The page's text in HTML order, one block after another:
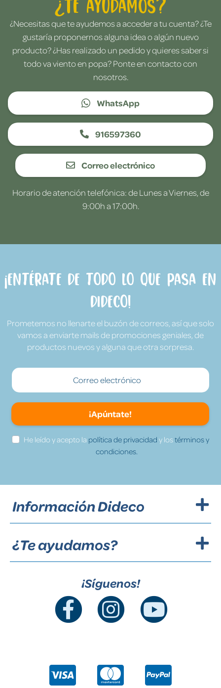
¿Te ayudamos?
¿Necesitas que te ayudemos a acceder a tu cuenta? ¿Te
gustaría proponernos alguna idea o algún nuevo
producto? ¿Has realizado un pedido y quieres saber si
todo va viento en popa? Ponte en contacto con
nosotros.
WhatsApp
916597360
Correo electrónico
Horario de atención telefónica: de Lunes a Viernes, de
9:00h a 17:00h.
¡Entérate de todo lo que pasa en
Dideco!
Prometemos no llenarte el buzón de correos, así que solo
vamos a enviarte mails de promociones geniales, de
productos nuevos y alguna que otra sorpresa.
¡Apúntate!
He leído y acepto la política de privacidad y lostérminos y
condiciones.
Información Dideco
¿Te ayudamos?
¡Síguenos!